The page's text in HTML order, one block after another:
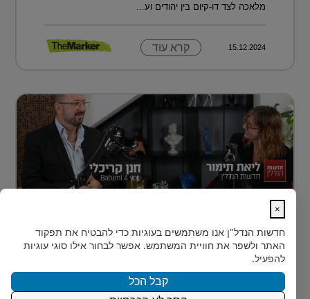
מלאכה לצד דו-קיום בין יהודים וע...
15.12.2024 קרא עוד
הראשון?
רבים מאיתנו הישראלים חולמים על השקעת נדל״ן – אבל
נתקעים בשלב הראשון.
×
חדשות הנדל"ן אנו משתמשים בעוגיות כדי להבטיח את תפקוד
האתר ולשפר את חוויית המשתמש. אפשר לבחור אילו סוגי עוגיות
להפעיל.
קבל הכל